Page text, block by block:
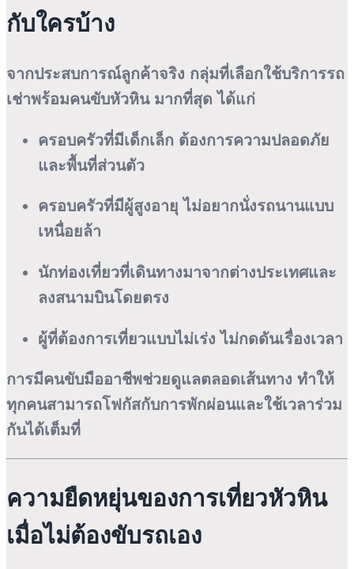
กับใครบ้าง
จากประสบการณ์ลูกค้าจริง กลุ่มที่เลือกใช้บริการรถ
เช่าพร้อมคนขับหัวหิน มากที่สุด ได้แก่
ครอบครัวที่มีเด็กเล็ก ต้องการความปลอดภัย
และพื้นที่ส่วนตัว
ครอบครัวที่มีผู้สูงอายุ ไม่อยากนั่งรถนานแบบ
เหนื่อยล้า
นักท่องเที่ยวที่เดินทางมาจากต่างประเทศและ
ลงสนามบินโดยตรง
ผู้ที่ต้องการเที่ยวแบบไม่เร่ง ไม่กดดันเรื่องเวลา
การมีคนขับมืออาชีพช่วยดูแลตลอดเส้นทาง ทำให้
ทุกคนสามารถโฟกัสกับการพักผ่อนและใช้เวลาร่วม
กันได้เต็มที่
ความยืดหยุ่นของการเที่ยวหัวหิน
เมื่อไม่ต้องขับรถเอง